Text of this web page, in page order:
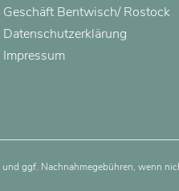
Geschäft Bentwisch/ Rostock
Datenschutzerklärung
Impressum
und ggf. Nachnahmegebühren, wenn